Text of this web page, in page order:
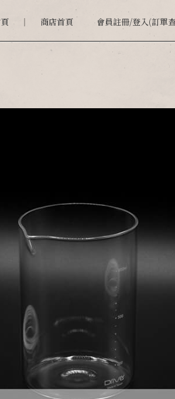
商店首頁 會員註冊/登入(訂單